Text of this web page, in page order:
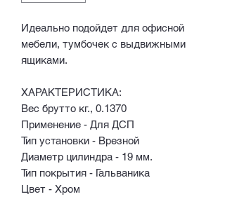
Идеально подойдет для офисной
мебели, тумбочек с выдвижными
ящиками.
ХАРАКТЕРИСТИКА:
Вес брутто кг., 0.1370
Применение - Для ДСП
Тип установки - Врезной
Диаметр цилиндра - 19 мм.
Тип покрытия - Гальваника
Цвет - Хром